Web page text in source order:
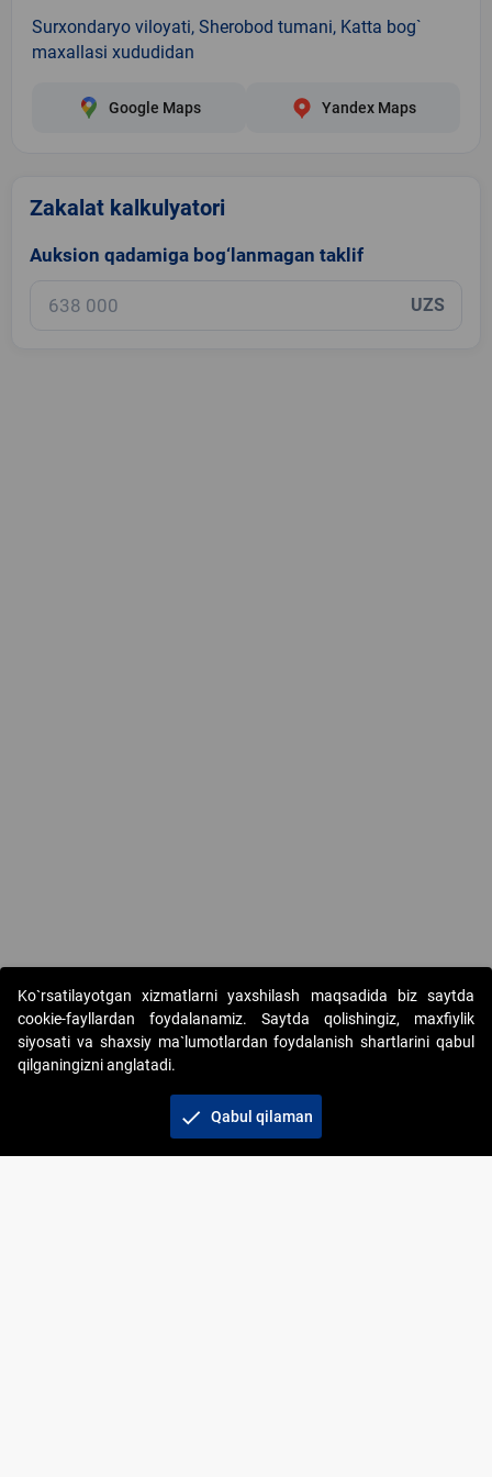
Surxondaryo viloyati, Sherobod tumani, Katta bog`
maxallasi xududidan
Google Maps Yandex Maps
Zakalat kalkulyatori
Auksion qadamiga bog‘lanmagan taklif
UZS
Copyright © 2017-2026. "Elektron onlayn-auksionlarni
tashkil etish" AJ. Barcha huquqlar himoyalangan
Ko`rsatilayotgan xizmatlarni yaxshilash maqsadida biz saytda
cookie-fayllardan foydalanamiz. Saytda qolishingiz, maxfiylik
siyosati va shaxsiy ma`lumotlardan foydalanish shartlarini qabul
qilganingizni anglatadi.
check Qabul qilaman